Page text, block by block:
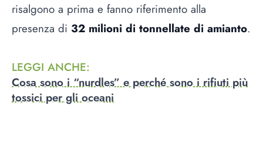
risalgono a prima e fanno riferimento alla
presenza di 32 milioni di tonnellate di amianto.
LEGGI ANCHE:
Cosa sono i “nurdles” e perché sono i rifiuti più
tossici per gli oceani